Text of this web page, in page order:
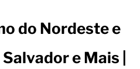
do Nordeste e
e Mais |